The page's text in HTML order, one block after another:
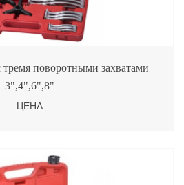
поворотными захватами
3",4",6",8"
ЦЕНА